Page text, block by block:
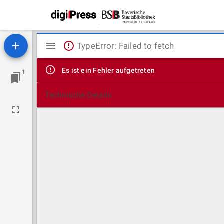
1
Mirador
Viewer
TypeError: Failed to fetch
Es ist ein Fehler aufgetreten
Technische Details